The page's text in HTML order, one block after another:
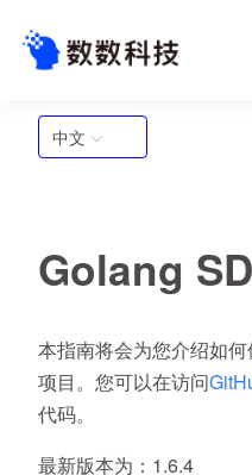
中文
Golang
本指南将会为您介绍如
项目。您可以在访问
代码。
最新版本为 ：1.6.4